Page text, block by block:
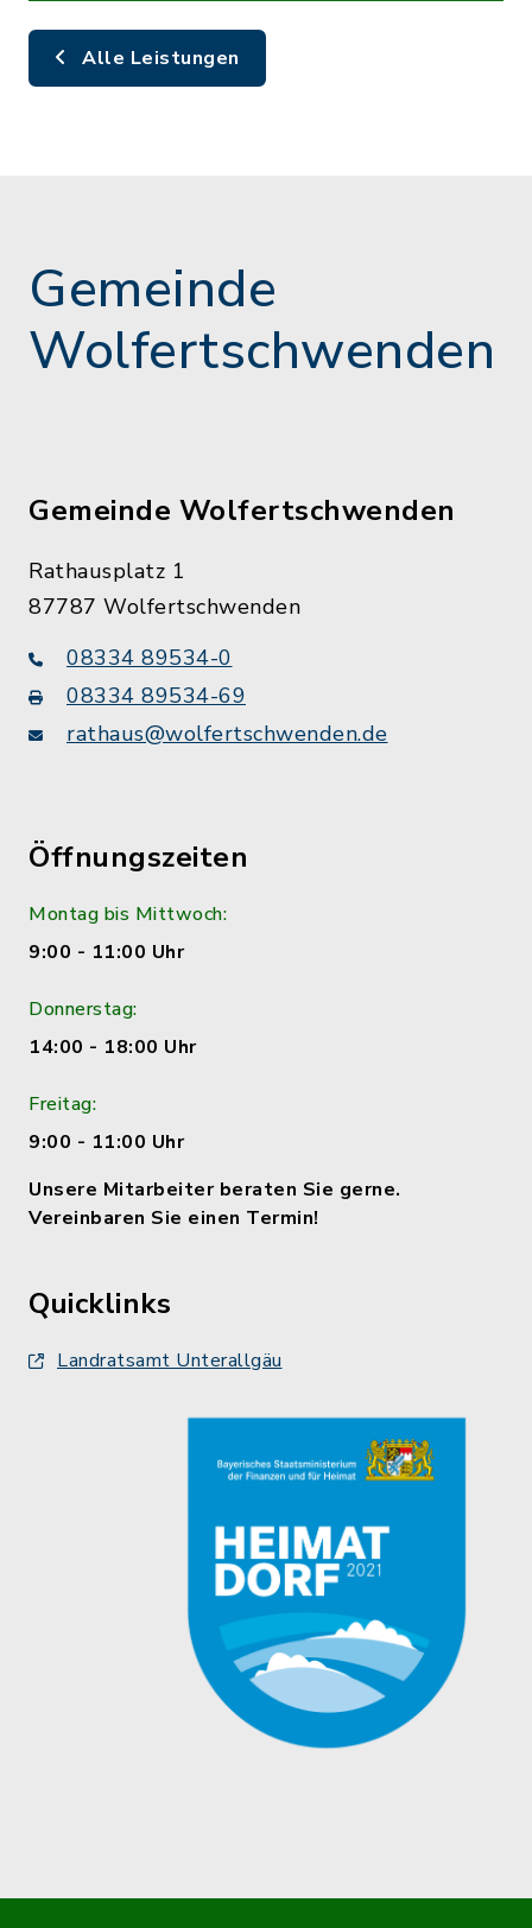
Alle Leistungen
Gemeinde
Wolfertschwenden
Gemeinde Wolfertschwenden
Rathausplatz 1
87787 Wolfertschwenden
08334 89534-0
08334 89534-69
rathaus@wolfertschwenden.de
Öffnungszeiten
Montag bis Mittwoch:
9:00 - 11:00 Uhr
Donnerstag:
14:00 - 18:00 Uhr
Freitag:
9:00 - 11:00 Uhr
Unsere Mitarbeiter beraten Sie gerne.
Vereinbaren Sie einen Termin!
Quicklinks
Landratsamt Unterallgäu